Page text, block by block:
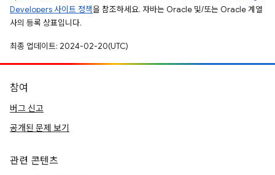
Developers 사이트 정책을 참조하세요. 자바는 Oracle 및/또는 Oracle 계열
사의 등록 상표입니다.
최종 업데이트: 2024-02-20(UTC)
참여
버그 신고
공개된 문제 보기
관련 콘텐츠